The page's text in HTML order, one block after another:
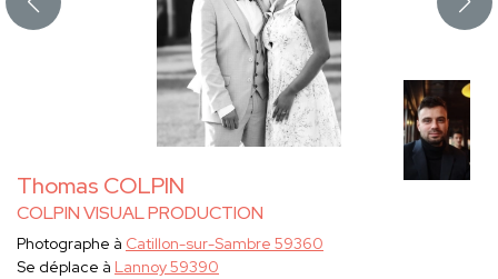
Thomas COLPIN
COLPIN VISUAL PRODUCTION
Photographe à Catillon-sur-Sambre 59360
Se déplace à Lannoy 59390